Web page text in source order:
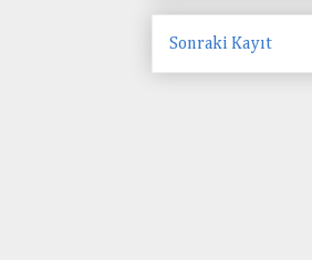
Sonraki Kayıt